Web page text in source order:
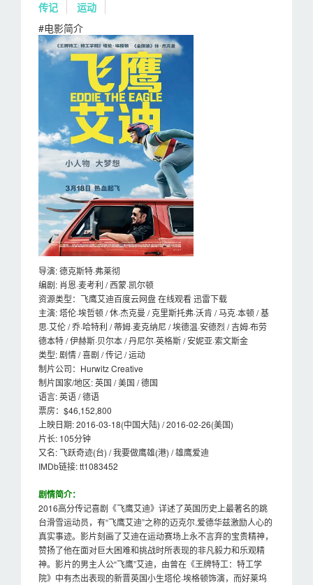
传记
运动
#电影简介
导演: 德克斯特·弗莱彻
编剧: 肖恩·麦考利 / 西蒙·凯尔顿
资源类型：飞鹰艾迪百度云网盘 在线观看 迅雷下载
主演: 塔伦·埃哲顿 / 休·杰克曼 / 克里斯托弗·沃肯 / 马克·本顿 / 基
思·艾伦 / 乔·哈特利 / 蒂姆·麦克纳尼 / 埃德温·安德烈 / 吉姆·布劳
德本特 / 伊赫斯·贝尔本 / 丹尼尔·英格斯 / 安妮亚·索文斯金
类型: 剧情 / 喜剧 / 传记 / 运动
制片公司：Hurwitz Creative
制片国家/地区: 英国 / 美国 / 德国
语言: 英语 / 德语
票房：$46,152,800
上映日期: 2016-03-18(中国大陆) / 2016-02-26(美国)
片长: 105分钟
又名: 飞跃奇迹(台) / 我要做鹰雄(港) / 雄鹰爱迪
IMDb链接: tt1083452
剧情简介：
2016高分传记喜剧《飞鹰艾迪》详述了英国历史上最著名的跳
台滑雪运动员，有“飞鹰艾迪”之称的迈克尔.爱德华兹激励人心的
真实事迹。影片刻画了艾迪在运动赛场上永不言弃的宝贵精神，
赞扬了他在面对巨大困难和挑战时所表现的非凡毅力和乐观精
神。影片的男主人公“飞鹰”艾迪，由曾在《王牌特工：特工学
院》中有杰出表现的新晋英国小生塔伦·埃格顿饰演，而好莱坞